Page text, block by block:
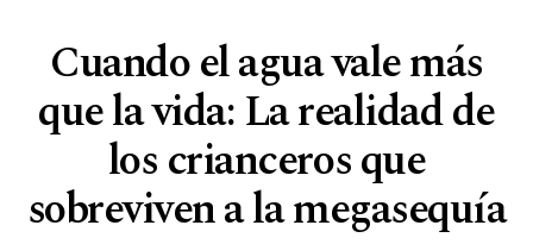
Cuando el agua vale más
que la vida: La realidad de
los crianceros que
sobreviven a la megasequía